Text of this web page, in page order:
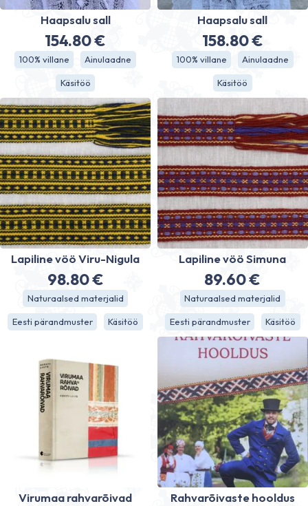
Haapsalu sall
154.80€
100% villane Ainulaadne
Käsitöö
Haapsalu sall
158.80€
100% villane Ainulaadne
Käsitöö
Lapiline vöö Viru-Nigula
98.80€
Naturaalsed materjalid
Eesti pärandmuster Käsitöö
Lapiline vöö Simuna
89.60€
Naturaalsed materjalid
Eesti pärandmuster Käsitöö
Virumaa rahvarõivad Rahvarõivaste hooldus